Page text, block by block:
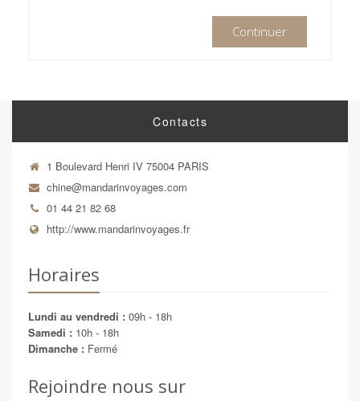
Continuer
Contacts
1 Boulevard Henri IV 75004 PARIS
chine@mandarinvoyages.com
01 44 21 82 68
http://www.mandarinvoyages.fr
Horaires
Lundi au vendredi : 09h - 18h
Samedi : 10h - 18h
Dimanche : Fermé
Rejoindre nous sur